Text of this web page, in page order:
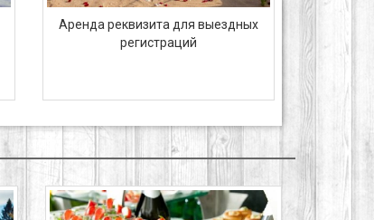
Аренда реквизита для выездных
регистраций